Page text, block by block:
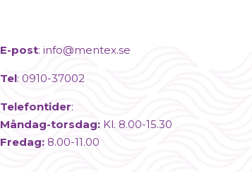
E-post: info@mentex.se
Tel: 0910-37002
Telefontider:
Måndag-torsdag:Kl. 8.00-15.30
Fredag:8.00-11.00